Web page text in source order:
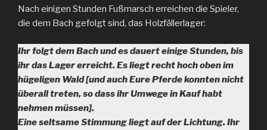
Nach einigen Stunden Fußmarsch erreichen die Spieler,
die dem Bach gefolgt sind, das Holzfällerlager:
Ihr folgt dem Bach und es dauert einige Stunden, bis
ihr das Lager erreicht. Es liegt recht hoch oben im
hügeligen Wald [und auch Eure Pferde konnten nicht
überall treten, so dass ihr Umwege in Kauf habt
nehmen müssen].
Eine seltsame Stimmung liegt auf der Lichtung. Ihr